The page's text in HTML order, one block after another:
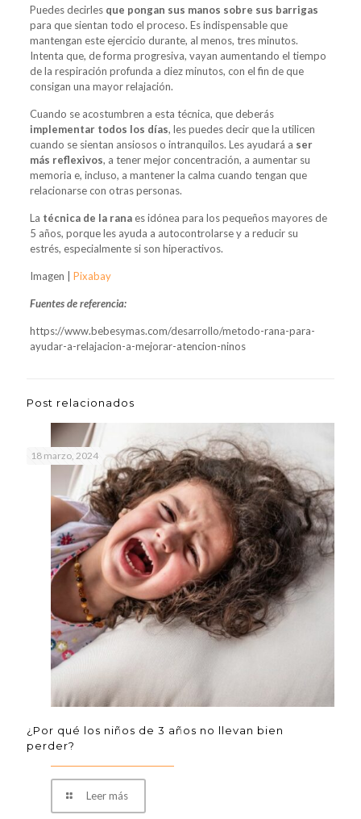
Puedes decirles que pongan sus manos sobre sus barrigas
para que sientan todo el proceso. Es indispensable que
mantengan este ejercicio durante, al menos, tres minutos.
Intenta que, de forma progresiva, vayan aumentando el tiempo
de la respiración profunda a diez minutos, con el fin de que
consigan una mayor relajación.
Cuando se acostumbren a esta técnica, que deberás
implementar todos los días, les puedes decir que la utilicen
cuando se sientan ansiosos o intranquilos. Les ayudará a ser
más reflexivos, a tener mejor concentración, a aumentar su
memoria e, incluso, a mantener la calma cuando tengan que
relacionarse con otras personas.
La técnica de la ranaes idónea para los pequeños mayores de
5 años, porque les ayuda a autocontrolarse y a reducir su
estrés, especialmente si son hiperactivos.
Imagen | Pixabay
Fuentes de referencia:
https://www.bebesymas.com/desarrollo/metodo-rana-para-
ayudar-a-relajacion-a-mejorar-atencion-ninos
Post relacionados
18 marzo, 2024
¿Por qué los niños de 3 años no llevan bien
perder?
Leer más